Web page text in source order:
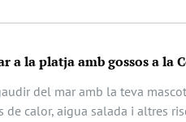
a la platja amb gossos a la
del mar amb la teva
de calor, aigua salada i altres